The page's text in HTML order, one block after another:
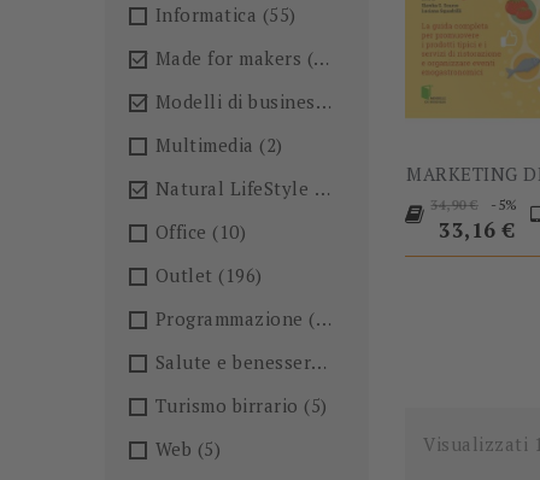
Informatica (55)
 Made for makers (13)
 Modelli di business(57)
Multimedia (2)
 Natural LifeStyle
(4)
Office (10)
Outlet (196)
Programmazione (26)
Salute e benessere
Turismo birrario (5)
Web (5)
MARKETING
Prezzo
base
34,90 € -5%
33,16 €
Visualizzati